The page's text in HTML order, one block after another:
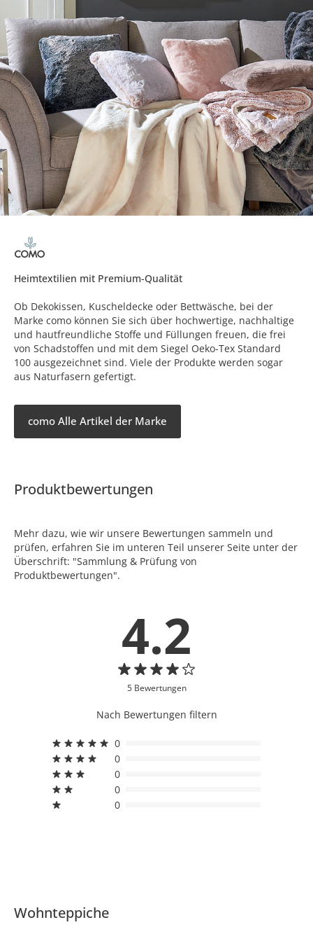
Heimtextilien mit Premium-Qualität
Ob Dekokissen, Kuscheldecke oder Bettwäsche, bei der
Marke como können Sie sich über hochwertige, nachhaltige
und hautfreundliche Stoffe und Füllungen freuen, die frei
von Schadstoffen und mit dem Siegel Oeko-Tex Standard
100 ausgezeichnet sind. Viele der Produkte werden sogar
aus Naturfasern gefertigt.
como Alle Artikel der Marke
Produktbewertungen
Mehr dazu, wie wir unsere Bewertungen sammeln und
prüfen, erfahren Sie im unteren Teil unserer Seite unter der
Überschrift: "Sammlung & Prüfung von
Produktbewertungen".
4.2
5 Bewertungen
Nach Bewertungen filtern
0
0
0
0
0
Wohnteppiche